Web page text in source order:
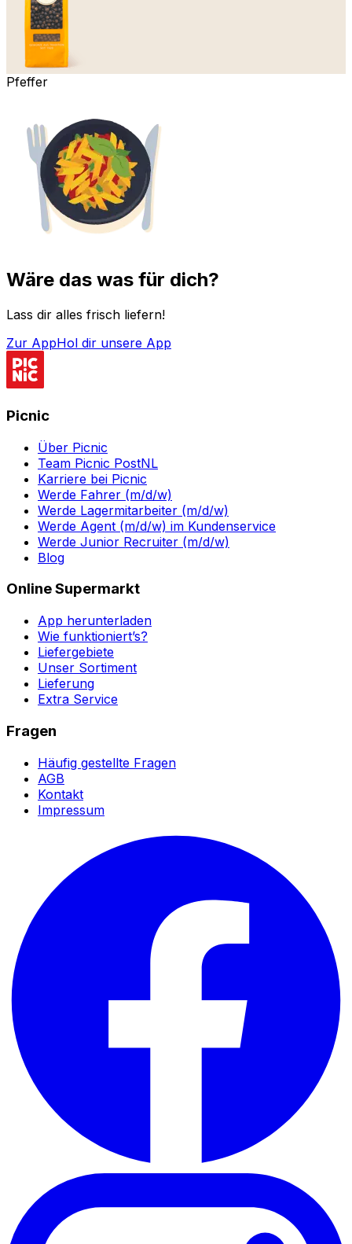
Pfeffer
Wäre das was für dich?
Lass dir alles frisch liefern!
Zur AppHol dir unsere App
Picnic
Über Picnic
Team Picnic PostNL
Karriere bei Picnic
Werde Fahrer (m/d/w)
Werde Lagermitarbeiter (m/d/w)
Werde Agent (m/d/w) im Kundenservice
Werde Junior Recruiter (m/d/w)
Blog
Online Supermarkt
App herunterladen
Wie funktioniert’s?
Liefergebiete
Unser Sortiment
Lieferung
Extra Service
Fragen
Häufig gestellte Fragen
AGB
Kontakt
Impressum